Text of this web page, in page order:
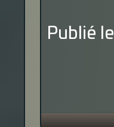
Publié le